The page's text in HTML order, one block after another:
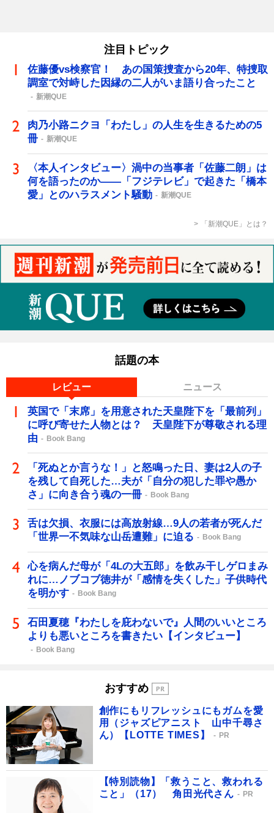
注目トピック
佐藤優vs検察官！ あの国策捜査から20年、特捜取
調室で対峙した因縁の二人がいま語り合ったこと
新潮QUE
肉乃小路ニクヨ「わたし」の人生を生きるための5
冊
新潮QUE
〈本人インタビュー〉渦中の当事者「佐藤二朗」は
何を語ったのか――「フジテレビ」で起きた「橋本
愛」とのハラスメント騒動
新潮QUE
「新潮QUE」とは？
話題の本
レビュー ニュース
英国で「末席」を用意された天皇陛下を「最前列」
に呼び寄せた人物とは？ 天皇陛下が尊敬される理
由
Book Bang
「死ぬとか言うな！」と怒鳴った日、妻は2人の子
を残して自死した…夫が「自分の犯した罪や愚か
さ」に向き合う魂の一冊
Book Bang
舌は欠損、衣服には高放射線…9人の若者が死んだ
「世界一不気味な山岳遭難」に迫る
Book Bang
心を病んだ母が「4Lの大五郎」を飲み干しゲロまみ
れに…ノブコブ徳井が「感情を失くした」子供時代
を明かす
Book Bang
石田夏穂『わたしを庇わないで』人間のいいところ
よりも悪いところを書きたい【インタビュー】
Book Bang
おすすめ
創作にもリフレッシュにもガムを愛
用（ジャズピアニスト 山中千尋さ
ん）【LOTTE TIMES】
PR
【特別読物】「救うこと、救われる
こと」（17） 角田光代さん
PR